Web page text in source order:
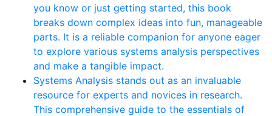
you know or just getting started, this book
breaks down complex ideas into fun, manageable
parts. It is a reliable companion for anyone eager
to explore various systems analysis perspectives
and make a tangible impact.
Systems Analysis stands out as an invaluable
resource for experts and novices in research.
This comprehensive guide to the essentials of